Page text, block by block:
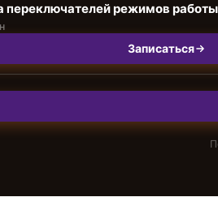
переключателей режимов
Записаться